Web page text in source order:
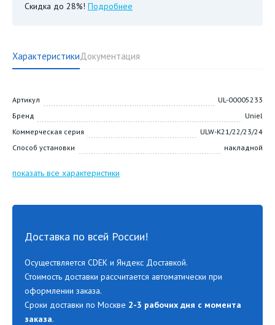
Скидка до 28%! Подробнее
ХарактеристикиДокументация
Артикул
UL-00005233
Бренд
Uniel
Коммерческая серия
ULW-K21/22/23/24
Способ установки
накладной
показать все характеристики
Доставка по всей России!
Осуществляется CDEK и Яндекс Доставкой.
Стоимость доставки рассчитается автоматически при
оформлении заказа.
Сроки доставки по Москве 2-3 рабочих дня с момента
заказа.